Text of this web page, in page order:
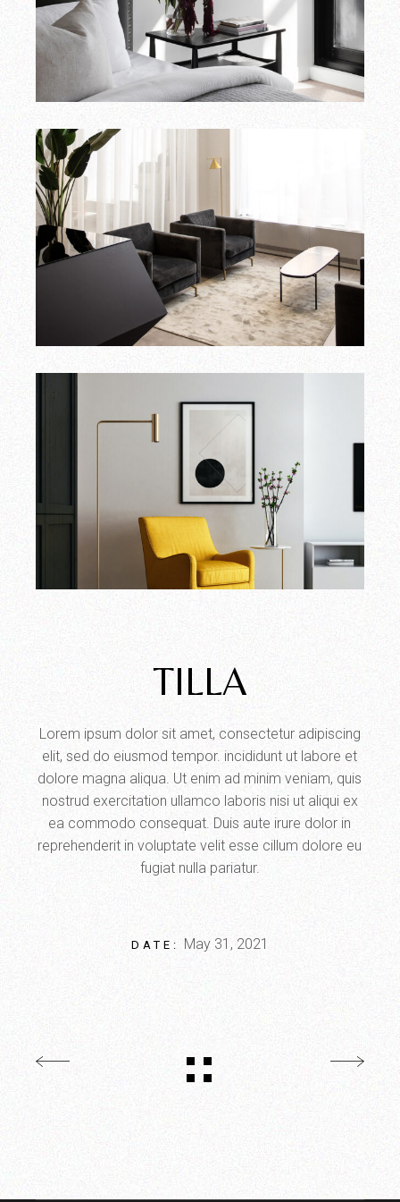
TILLA
Lorem ipsum dolor sit amet, consectetur adipiscing
elit, sed do eiusmod tempor. incididunt ut labore et
dolore magna aliqua. Ut enim ad minim veniam, quis
nostrud exercitation ullamco laboris nisi ut aliqui ex
ea commodo consequat. Duis aute irure dolor in
reprehenderit in voluptate velit esse cillum dolore eu
fugiat nulla pariatur.
DATE: May 31, 2021